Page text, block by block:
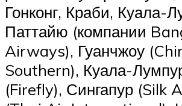
Гонконг, Краби, Куала-
Паттайю (компании
Airways), Гуанчжоу
Southern), Куала-
(Firefly), Сингапур (Silk